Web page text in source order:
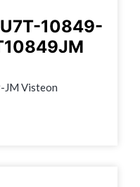
10849-
JM Visteon